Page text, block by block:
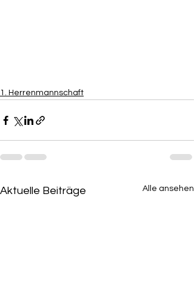
1. Herrenmannschaft
Aktuelle Beiträge Alle ansehen